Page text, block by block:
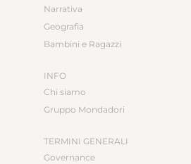
Narrativa
Geografia
Bambini e Ragazzi
INFO
Chi siamo
Gruppo Mondadori
TERMINI GENERALI
Governance